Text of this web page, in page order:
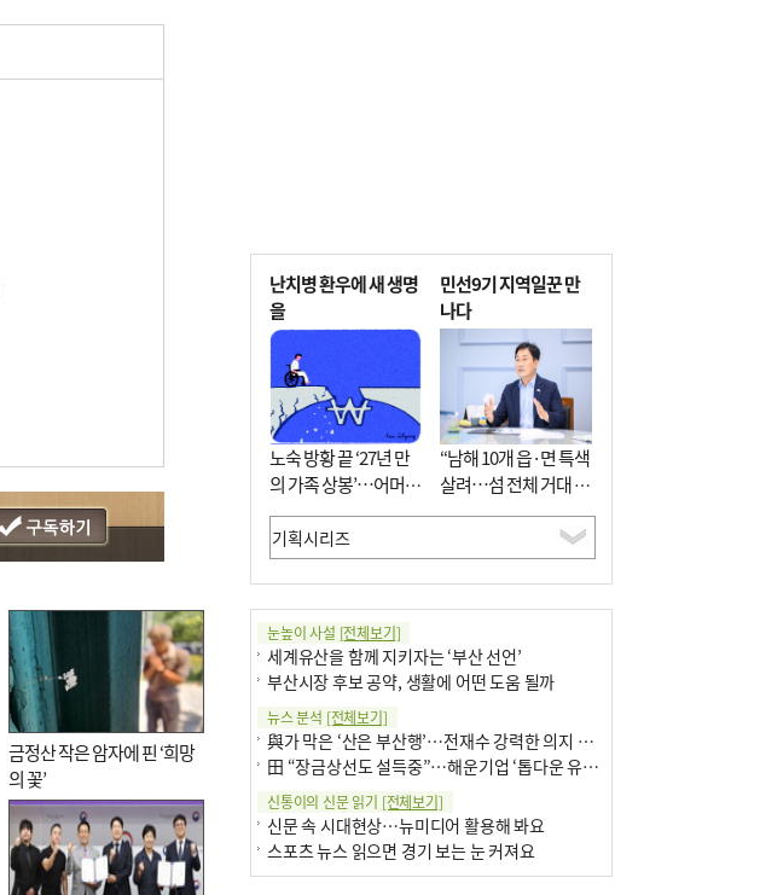
금정산 작은 암자에 핀 ‘희망
의 꽃’
난치병 환우에 새 생명
을
노숙 방황 끝 ‘27년 만
의 가족 상봉’…어머니
와 행복 꿈꿔
민선9기 지역일꾼 만
나다
“남해 10개 읍·면 특색
살려…섬 전체 거대 정
원으로 조성”
눈높이 사설 [전체보기]
세계유산을 함께 지키자는 ‘부산 선언’
부산시장 후보 공약, 생활에 어떤 도움 될까
뉴스 분석 [전체보기]
與가 막은 ‘산은 부산행’…전재수 강력한 의지 표명 없인 공염불
田 “장금상선도 설득중”…해운기업 ‘톱다운 유치전’ 가속
신통이의 신문 읽기 [전체보기]
신문 속 시대현상…뉴미디어 활용해 봐요
스포츠 뉴스 읽으면 경기 보는 눈 커져요